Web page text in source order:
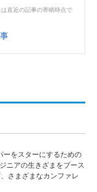
直近の記事の寄稿時点で
をスターにするための
ニアの生きざまをブース
さまざまなカンファレ